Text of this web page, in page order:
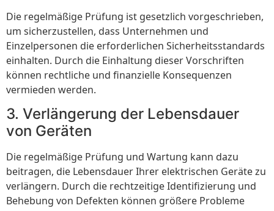
Die regelmäßige Prüfung ist gesetzlich vorgeschrieben,
um sicherzustellen, dass Unternehmen und
Einzelpersonen die erforderlichen Sicherheitsstandards
einhalten. Durch die Einhaltung dieser Vorschriften
können rechtliche und finanzielle Konsequenzen
vermieden werden.
3. Verlängerung der Lebensdauer
von Geräten
Die regelmäßige Prüfung und Wartung kann dazu
beitragen, die Lebensdauer Ihrer elektrischen Geräte zu
verlängern. Durch die rechtzeitige Identifizierung und
Behebung von Defekten können größere Probleme